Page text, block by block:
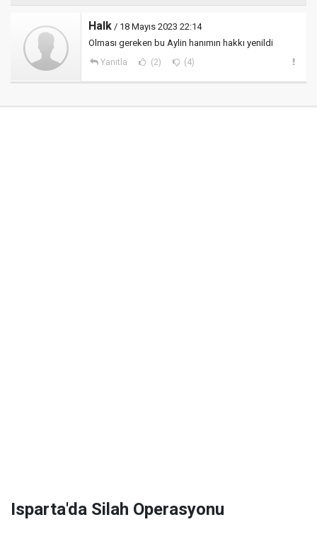
Halk / 18 Mayıs 2023 22:14
Olması gereken bu Aylin hanımın hakkı yenildi
Yanıtla (2) (4)
Isparta'da Silah Operasyonu